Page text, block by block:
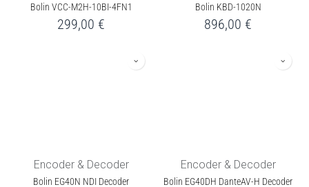
Bolin VCC-M2H-10BI-4FN1
299,00 €
Bolin KBD-1020N
896,00 €
Encoder & Decoder
Bolin EG40N NDI Decoder
Encoder & Decoder
Bolin EG40DH DanteAV-H Decoder